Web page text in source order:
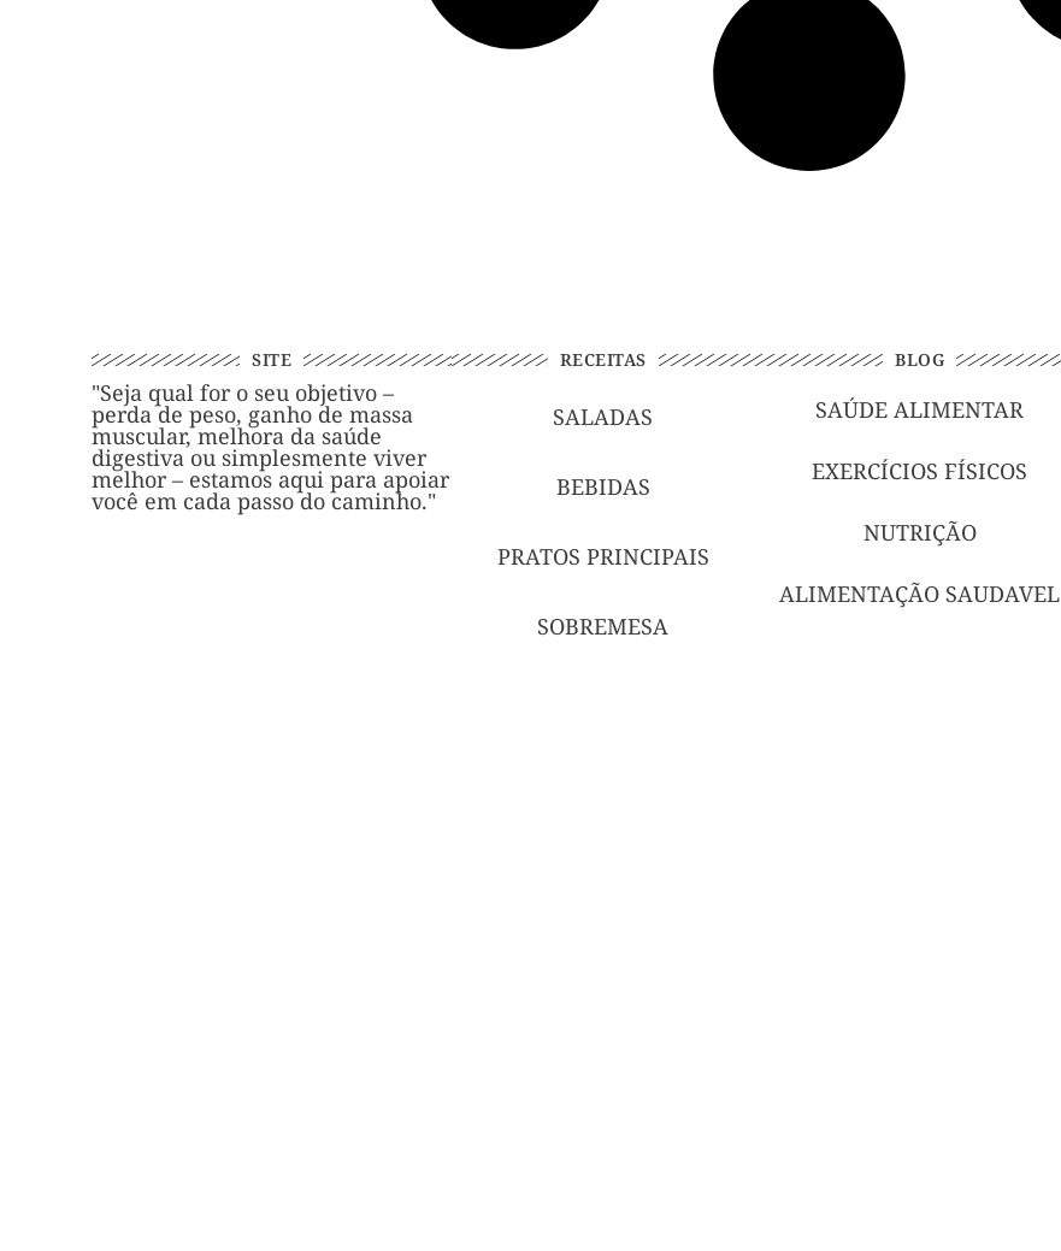
SITE
"Seja qual for o seu objetivo –
perda de peso, ganho de massa
muscular, melhora da saúde
digestiva ou simplesmente viver
melhor – estamos aqui para apoiar
você em cada passo do caminho."
RECEITAS
SALADAS
BEBIDAS
PRATOS PRINCIPAIS
SOBREMESA
BLOG
SAÚDE ALIMENTAR
EXERCÍCIOS FÍSICOS
NUTRIÇÃO
ALIMENTAÇÃO SAUDAVEL